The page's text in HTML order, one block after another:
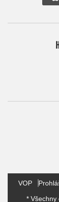
VOP
* Všechny